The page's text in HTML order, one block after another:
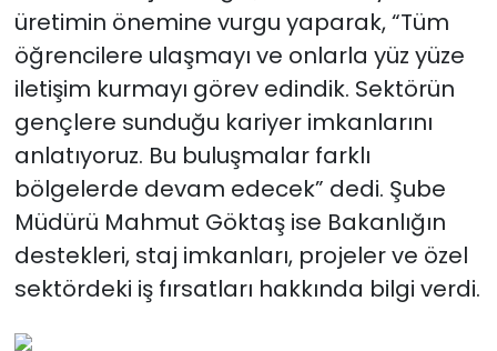
üretimin önemine vurgu yaparak, “Tüm
öğrencilere ulaşmayı ve onlarla yüz yüze
iletişim kurmayı görev edindik. Sektörün
gençlere sunduğu kariyer imkanlarını
anlatıyoruz. Bu buluşmalar farklı
bölgelerde devam edecek” dedi. Şube
Müdürü Mahmut Göktaş ise Bakanlığın
destekleri, staj imkanları, projeler ve özel
sektördeki iş fırsatları hakkında bilgi verdi.